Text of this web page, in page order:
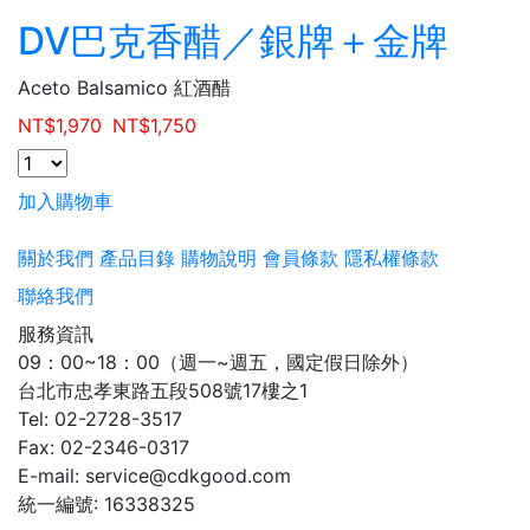
DV巴克香醋／銀牌＋金牌
Aceto Balsamico 紅酒醋
NT$1,970 NT$1,750
加入購物車
關於我們 產品目錄 購物說明 會員條款 隱私權條款
聯絡我們
服務資訊
09：00~18：00（週一~週五，國定假日除外）
台北市忠孝東路五段508號17樓之1
Tel: 02-2728-3517
Fax: 02-2346-0317
E-mail: service@cdkgood.com
統一編號: 16338325